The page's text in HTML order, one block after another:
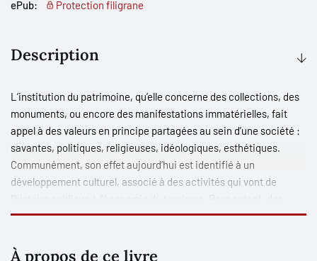
ePub:
Protection filigrane
Description
L’institution du patrimoine, qu’elle concerne des collections, des
monuments, ou encore des manifestations immatérielles, fait
appel à des valeurs en principe partagées au sein d’une société :
savantes, politiques, religieuses, idéologiques, esthétiques.
Communément, son effet aujourd’hui est identifié à un
développement culturel, associé à des activités qui vont de
origines à nos jours, la patrimonialisation a suscité amitiés et
faits jugés difficiles ou dissonants.
À propos de ce livre